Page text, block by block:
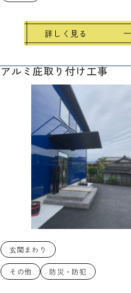
詳しく見る
アルミ庇取り付け工事
玄関まわり
その他 防災・防犯